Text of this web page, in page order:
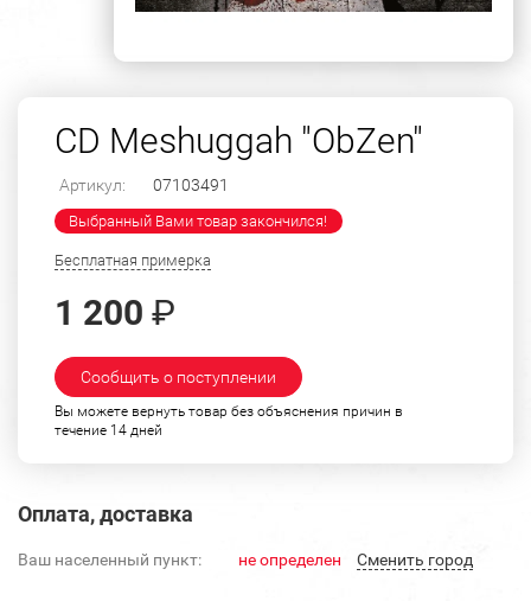
CD Meshuggah "ObZen"
Артикул: 07103491
Выбранный Вами товар закончился!
Бесплатная примерка
1 200 ₽
Сообщить о поступлении
Вы можете вернуть товар без объяснения причин в
течение 14 дней
Оплата, доставка
Ваш населенный пункт: не определен Cменить город